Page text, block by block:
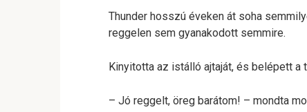
Thunder hosszú éveken át soha
reggelen sem gyanakodott semmire.
Kinyitotta az istálló ajtaját, és belépett a
– Jó reggelt, öreg barátom! – mondta